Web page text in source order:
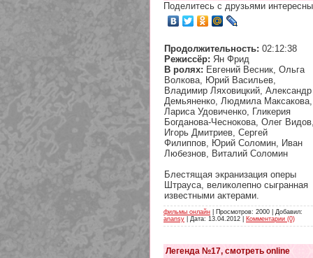
Поделитесь с друзьями
Продолжительность: 02:12:38
Режиссёр: Ян Фрид
В ролях: Евгений Весник, Ольга
Волкова, Юрий Васильев,
Владимир Ляховицкий, Александр
Демьяненко, Людмила Максакова,
Лариса Удовиченко, Гликерия
Богданова-Чеснокова, Олег
Игорь Дмитриев, Сергей
Филиппов, Юрий Соломин, Иван
Любезнов, Виталий Соломин
Блестящая экранизация оперы
Штрауса, великолепно сыгранная
известными актерами.
фильмы онлайн | Просмотров: 2000 | Добавил:
anansy | Дата: 13.04.2012 Комментарии (0)
Легенда №17, смотреть online